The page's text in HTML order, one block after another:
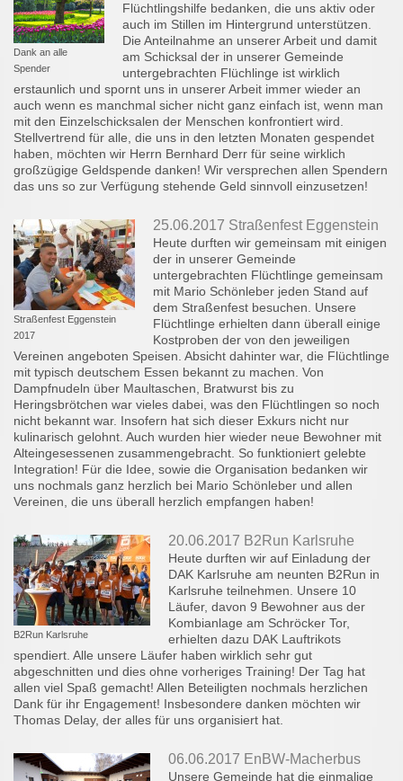
Dank an alle
Spender
Flüchtlingshilfe bedanken, die uns aktiv oder
auch im Stillen im Hintergrund unterstützen.
Die Anteilnahme an unserer Arbeit und damit
am Schicksal der in unserer Gemeinde
untergebrachten Flüchlinge ist wirklich
erstaunlich und spornt uns in unserer Arbeit immer wieder an
auch wenn es manchmal sicher nicht ganz einfach ist, wenn man
mit den Einzelschicksalen der Menschen konfrontiert wird.
Stellvertrend für alle, die uns in den letzten Monaten gespendet
haben, möchten wir Herrn Bernhard Derr für seine wirklich
großzügige Geldspende danken! Wir versprechen allen Spendern
das uns so zur Verfügung stehende Geld sinnvoll einzusetzen!
Straßenfest Eggenstein
2017
25.06.2017 Straßenfest Eggenstein
Heute durften wir gemeinsam mit einigen
der in unserer Gemeinde
untergebrachten Flüchtlinge gemeinsam
mit Mario Schönleber jeden Stand auf
dem Straßenfest besuchen. Unsere
Flüchtlinge erhielten dann überall einige
Kostproben der von den jeweiligen
Vereinen angeboten Speisen. Absicht dahinter war, die Flüchtlinge
mit typisch deutschem Essen bekannt zu machen. Von
Dampfnudeln über Maultaschen, Bratwurst bis zu
Heringsbrötchen war vieles dabei, was den Flüchtlingen so noch
nicht bekannt war. Insofern hat sich dieser Exkurs nicht nur
kulinarisch gelohnt. Auch wurden hier wieder neue Bewohner mit
Alteingesessenen zusammengebracht. So funktioniert gelebte
Integration! Für die Idee, sowie die Organisation bedanken wir
uns nochmals ganz herzlich bei Mario Schönleber und allen
Vereinen, die uns überall herzlich empfangen haben!
B2Run Karlsruhe
20.06.2017 B2Run Karlsruhe
Heute durften wir auf Einladung der
DAK Karlsruhe am neunten B2Run in
Karlsruhe teilnehmen. Unsere 10
Läufer, davon 9 Bewohner aus der
Kombianlage am Schröcker Tor,
erhielten dazu DAK Lauftrikots
spendiert. Alle unsere Läufer haben wirklich sehr gut
abgeschnitten und dies ohne vorheriges Training! Der Tag hat
allen viel Spaß gemacht! Allen Beteiligten nochmals herzlichen
Dank für ihr Engagement! Insbesondere danken möchten wir
Thomas Delay, der alles für uns organisiert hat.
06.06.2017 EnBW-Macherbus
Unsere Gemeinde hat die einmalige